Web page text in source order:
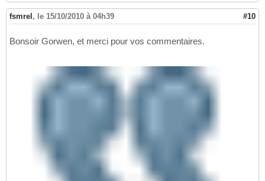
fsmrel , le 15/10/2010 à 04h39 #10
Bonsoir Gorwen, et merci pour vos commentaires.